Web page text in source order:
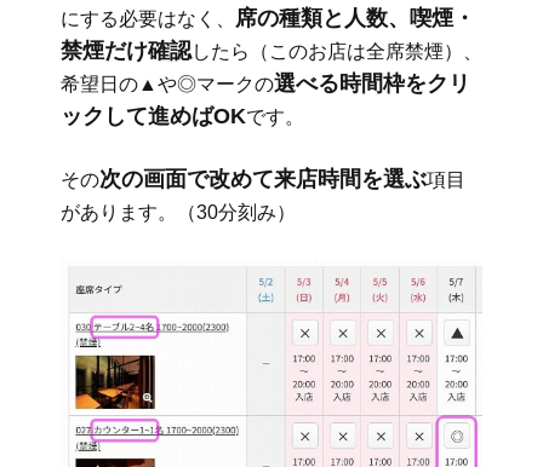
にする必要はなく、 席の種類と人数、喫煙・
禁煙だけ確認したら（このお店は全席禁煙）、
希望日の▲や◎マークの選べる時間枠をクリ
ックして進めばOKです。
その次の画面で改めて来店時間を選ぶ項目
があります。（30分刻み）